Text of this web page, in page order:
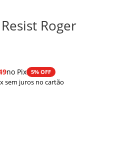
Roger
no Pix 5% OFF
sem juros no cartão